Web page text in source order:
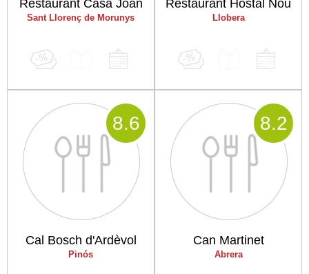
Restaurant Casa Joan
Sant Llorenç de Morunys
Restaurant Hostal Nou
Llobera
Cal Bosch d'Ardèvol
Pinós
8.6
Can Martinet
Abrera
8.2